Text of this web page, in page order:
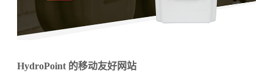
HydroPoint 的移动友好网站